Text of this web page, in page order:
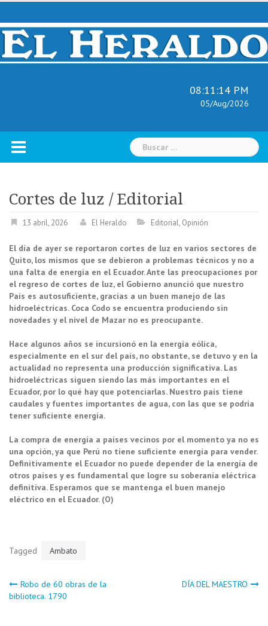
Skip
content
08:11:15 PM
05/Aug/2026
Buscar:
Cortes de luz / Editorial
13 abril, 2026 El Heraldo Editorial, Opinión
El día de ayer se reportaron cortes de luz en varios sectores de
Quito, los mismos que se debieron a problemas técnicos y no a
una falta de energía en el Ecuador. Ante las preocupaciones por
el regreso de cortes de luz, el Gobierno anunció que nuestro
País es autosuficiente, gracias a un buen manejo de las
hidroeléctricas. Coca Codo se encuentra produciendo sin
novedades y el nivel de Mazar no es preocupante.
Hace algunos años se incursionó en la energía eólica,
especialmente en el sur del país, no obstante, se detuvo y en la
actualidad no representa una producción significativa. Las
hidroeléctricas siguen siendo las más importantes en el
Ecuador, por lo qué hay que potenciarlas. Nuestro país tiene
caudales y fuentes importantes de agua, con las que se podría
tener suficiente energía.
La compra de energía a países vecinos por el momento ya no es
una opción, ya que Perú no tiene suficiente energía para vender.
Definitivamente el Ecuador no puede depender de la energía de
otros países y es fundamental que logre su soberanía eléctrica
definitiva. Esperamos que se mantenga el buen manejo
eléctrico en el Ecuador. (O)
Tagged Ambato
Navegación
Robo de 60 obras de la
biblioteca. 1790
DÍA DEL MAESTRO